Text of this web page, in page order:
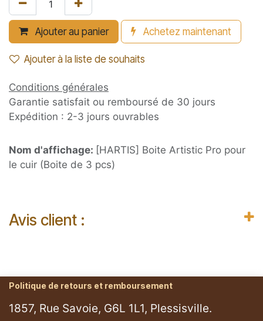
Ajouter au panier Achetez maintenant
Ajouter à la liste de souhaits
Conditions générales
Garantie satisfait ou remboursé de 30 jours
Expédition : 2-3 jours ouvrables
Nom d'affichage: [HARTIS] Boite Artistic Pro pour
le cuir (Boite de 3 pcs)
Avis client :
Politique de retours et remboursement
1857, Rue Savoie, G6L 1L1, Plessisville.